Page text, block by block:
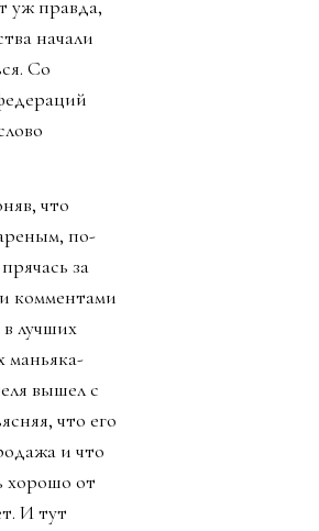
уж правда,
начали
Со
что
по-
за
комментами
лучших
маньяка-
вышел с
что его
и что
хорошо от
И тут